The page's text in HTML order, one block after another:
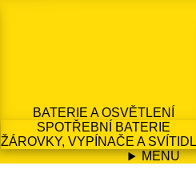
BATERIE A OSVĚTLENÍ
SPOTŘEBNÍ BATERIE
ŽÁROVKY, VYPÍNAČE A
MENU